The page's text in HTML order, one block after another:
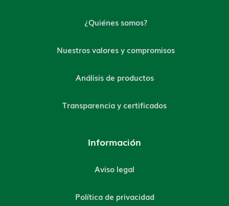
¿Quiénes somos?
Nuestros valores y compromisos
Análisis de productos
Transparencia y certificados
Información
Aviso legal
Política de privacidad